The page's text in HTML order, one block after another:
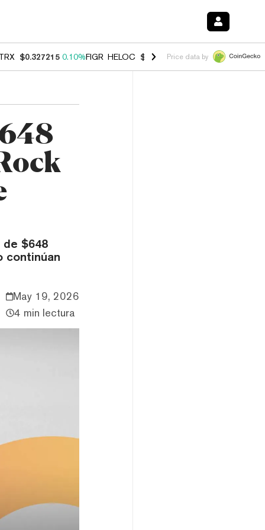
$0.327215 0.10%FIGR_HELOC $1.007 -1.20%HYPE $54.37 -
Price data by
$648
continúan
May 19, 2026
4 min lectura